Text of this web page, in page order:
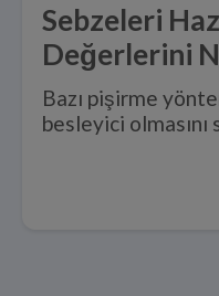
Sebzeleri
Değerlerini
Bazı pişirme
besleyici olmasını